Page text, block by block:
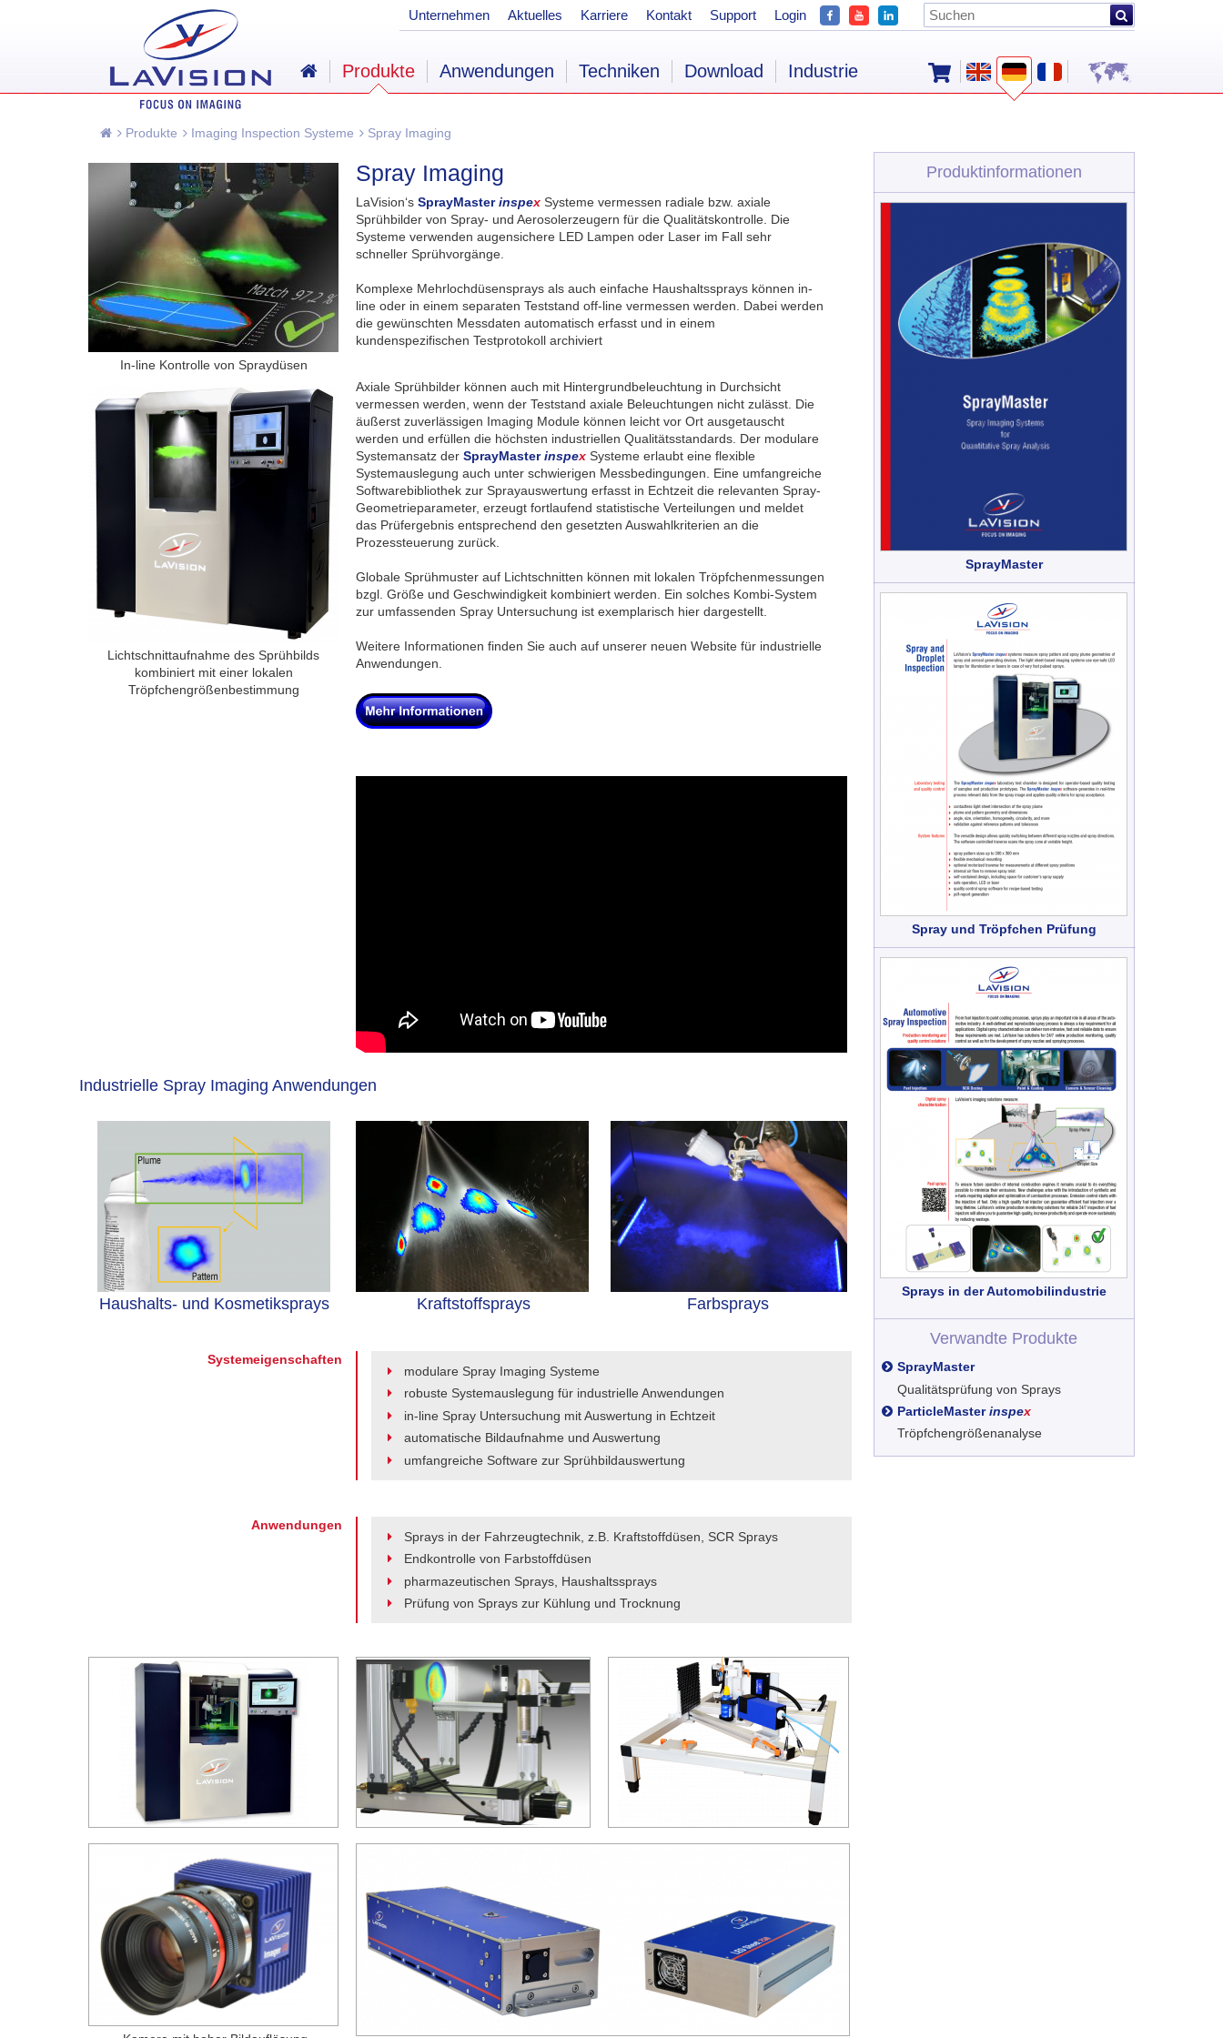
Produkte Imaging Inspection Systeme Spray Imaging
In-line Kontrolle von Spraydüsen
Spray Imaging
LaVision‘s SprayMasterinspexSysteme vermessen radiale bzw. axiale
Sprühbilder von Spray- und Aerosolerzeugern für die Qualitätskontrolle. Die
Systeme verwenden augensichere LED Lampen oder Laser im Fall sehr
schneller Sprühvorgänge.
Komplexe Mehrlochdüsensprays als auch einfache Haushaltssprays können in-
line oder in einem separaten Teststand off-line vermessen werden. Dabei werden
die gewünschten Messdaten automatisch erfasst und in einem
kundenspezifischen Testprotokoll archiviert
Lichtschnittaufnahme des Sprühbilds
kombiniert mit einer lokalen
Tröpfchengrößenbestimmung
Axiale Sprühbilder können auch mit Hintergrundbeleuchtung in Durchsicht
vermessen werden, wenn der Teststand axiale Beleuchtungen nicht zulässt. Die
äußerst zuverlässigen Imaging Module können leicht vor Ort ausgetauscht
werden und erfüllen die höchsten industriellen Qualitätsstandards. Der modulare
Systemansatz der SprayMasterinspexSysteme erlaubt eine flexible
Systemauslegung auch unter schwierigen Messbedingungen. Eine umfangreiche
Softwarebibliothek zur Sprayauswertung erfasst in Echtzeit die relevanten Spray-
Geometrieparameter, erzeugt fortlaufend statistische Verteilungen und meldet
das Prüfergebnis entsprechend den gesetzten Auswahlkriterien an die
Prozessteuerung zurück.
Globale Sprühmuster auf Lichtschnitten können mit lokalen Tröpfchenmessungen
bzgl. Größe und Geschwindigkeit kombiniert werden. Ein solches Kombi-System
zur umfassenden Spray Untersuchung ist exemplarisch hier dargestellt.
Weitere Informationen finden Sie auch auf unserer neuen Website für industrielle
Anwendungen.
Industrielle Spray Imaging Anwendungen
Haushalts- und Kosmetiksprays Kraftstoffsprays Farbsprays
Systemeigenschaften
modulare Spray Imaging Systeme
robuste Systemauslegung für industrielle Anwendungen
in-line Spray Untersuchung mit Auswertung in Echtzeit
automatische Bildaufnahme und Auswertung
umfangreiche Software zur Sprühbildauswertung
Anwendungen
Sprays in der Fahrzeugtechnik, z.B. Kraftstoffdüsen, SCR Sprays
Endkontrolle von Farbstoffdüsen
pharmazeutischen Sprays, Haushaltssprays
Prüfung von Sprays zur Kühlung und Trocknung
Produktinformationen
SprayMaster
Spray und Tröpfchen Prüfung
Sprays in der Automobilindustrie
Verwandte Produkte
SprayMaster
Qualitätsprüfung von Sprays
ParticleMasterinspex
Tröpfchengrößenanalyse
Unternehmen Aktuelles Karriere Kontakt Support Login
Produkte Anwendungen Techniken Download Industrie